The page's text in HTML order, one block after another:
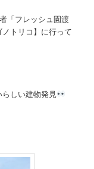
「フレッシュ園渡
トリコ】に行って
しい建物発見